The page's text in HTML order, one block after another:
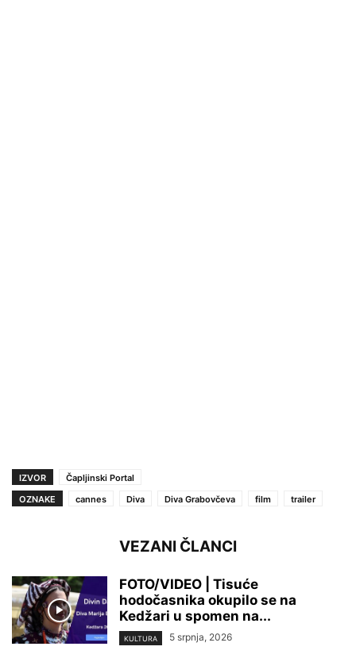
IZVOR
Čapljinski Portal
OZNAKE
cannes Diva Diva Grabovčeva film trailer
VEZANI ČLANCI
FOTO/VIDEO | Tisuće
hodočasnika okupilo se na
Kedžari u spomen na...
KULTURA 5 srpnja, 2026